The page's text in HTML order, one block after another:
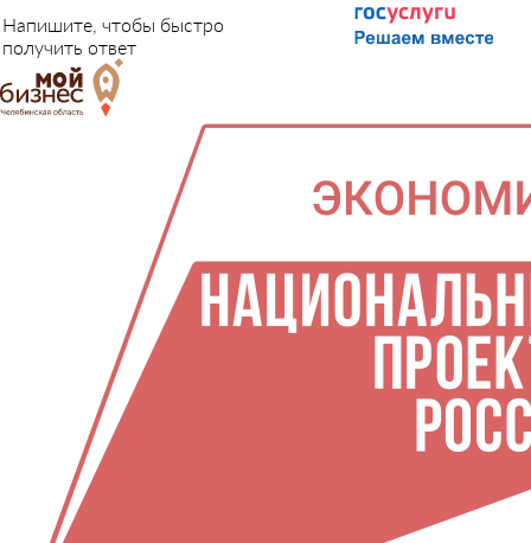
Напишите, чтобы быстро
получить ответ